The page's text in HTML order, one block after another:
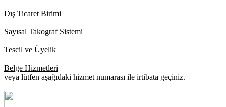
Dış Ticaret Birimi
Sayısal Takograf Sistemi
Tescil ve Üyelik
Belge Hizmetleri
veya lütfen aşağıdaki hizmet numarası ile irtibata geçiniz.